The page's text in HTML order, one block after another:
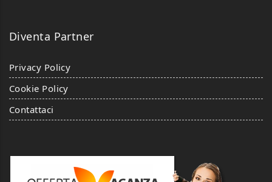
Diventa Partner
Privacy Policy
Cookie Policy
Contattaci